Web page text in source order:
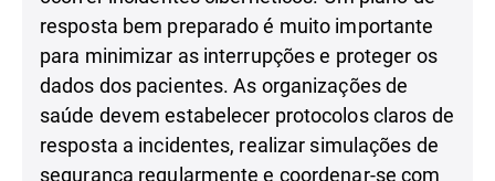
resposta bem preparado é muito importante
para minimizar as interrupções e proteger os
dados dos pacientes. As organizações de
saúde devem estabelecer protocolos claros de
resposta a incidentes, realizar simulações de
segurança regularmente e coordenar-se com